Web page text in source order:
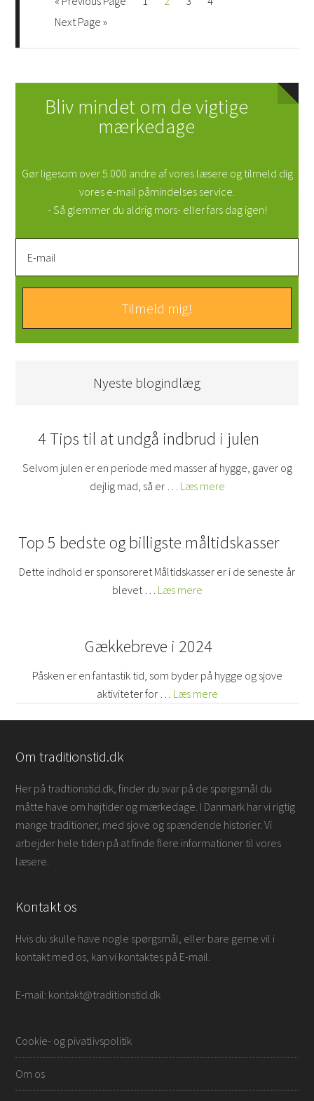
Next Page »
Bliv mindet om de vigtige
mærkedage
Gør ligesom over 5.000 andre af vores læsere og tilmeld dig
vores e-mail påmindelses service.
- Så glemmer du aldrig mors- eller fars dag igen!
Nyeste blogindlæg
4 Tips til at undgå indbrud i julen
Selvom julen er en periode med masser af hygge, gaver og
dejlig mad, så er … Læs mere
Top 5 bedste og billigste måltidskasser
Dette indhold er sponsoreret Måltidskasser er i de seneste år
blevet … Læs mere
Gækkebreve i 2024
Påsken er en fantastik tid, som byder på hygge og sjove
aktiviteter for … Læs mere
Om traditionstid.dk
Her på tradtionstid.dk, finder du svar på de spørgsmål du
måtte have om højtider og mærkedage. I Danmark har vi rigtig
mange traditioner, med sjove og spændende historier. Vi
arbejder hele tiden på at finde flere informationer til vores
læsere.
Kontakt os
Hvis du skulle have nogle spørgsmål, eller bare gerne vil i
kontakt med os, kan vi kontaktes på E-mail.
E-mail: kontakt@traditionstid.dk
Cookie- og pivatlivspolitik
Om os